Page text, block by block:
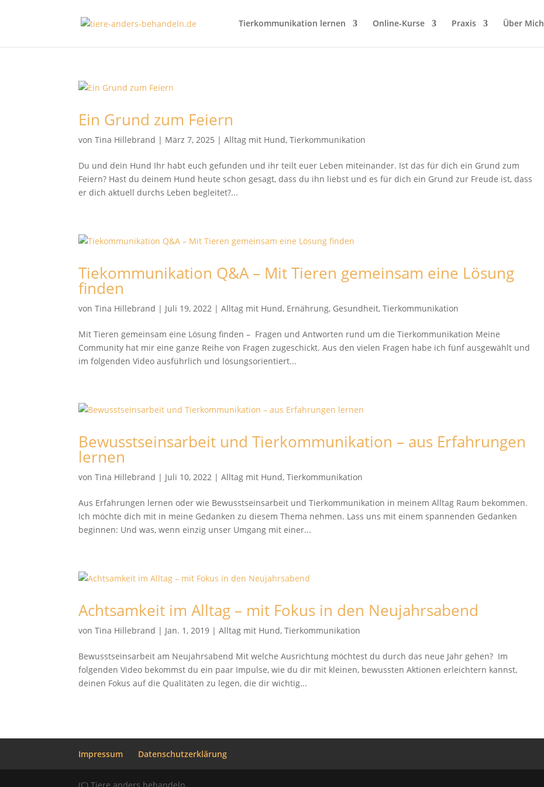
Tierkommunikation lernen Online-Kurse Praxis Über Mich
Ein Grund zum Feiern
vonTina Hillebrand | März 7, 2025 |Alltag mit Hund,Tierkommunikation
Du und dein Hund Ihr habt euch gefunden und ihr teilt euer Leben miteinander. Ist das für dich ein Grund zum
Feiern? Hast du deinem Hund heute schon gesagt, dass du ihn liebst und es für dich ein Grund zur Freude ist, dass
er dich aktuell durchs Leben begleitet?...
Tiekommunikation Q&A – Mit Tieren gemeinsam eine Lösung
finden
vonTina Hillebrand | Juli 19, 2022 |Alltag mit Hund, Ernährung, Gesundheit,Tierkommunikation
Mit Tieren gemeinsam eine Lösung finden – Fragen und Antworten rund um die Tierkommunikation Meine
Community hat mir eine ganze Reihe von Fragen zugeschickt. Aus den vielen Fragen habe ich fünf ausgewählt und
im folgenden Video ausführlich und lösungsorientiert...
Bewusstseinsarbeit und Tierkommunikation – aus Erfahrungen
lernen
vonTina Hillebrand | Juli 10, 2022 |Alltag mit Hund,Tierkommunikation
Aus Erfahrungen lernen oder wie Bewusstseinsarbeit und Tierkommunikation in meinem Alltag Raum bekommen.
Ich möchte dich mit in meine Gedanken zu diesem Thema nehmen. Lass uns mit einem spannenden Gedanken
beginnen: Und was, wenn einzig unser Umgang mit einer...
Achtsamkeit im Alltag – mit Fokus in den Neujahrsabend
vonTina Hillebrand | Jan. 1, 2019 |Alltag mit Hund,Tierkommunikation
Bewusstseinsarbeit am Neujahrsabend Mit welche Ausrichtung möchtest du durch das neue Jahr gehen? Im
folgenden Video bekommst du ein paar Impulse, wie du dir mit kleinen, bewussten Aktionen erleichtern kannst,
deinen Fokus auf die Qualitäten zu legen, die dir wichtig...
Impressum Datenschutzerklärung